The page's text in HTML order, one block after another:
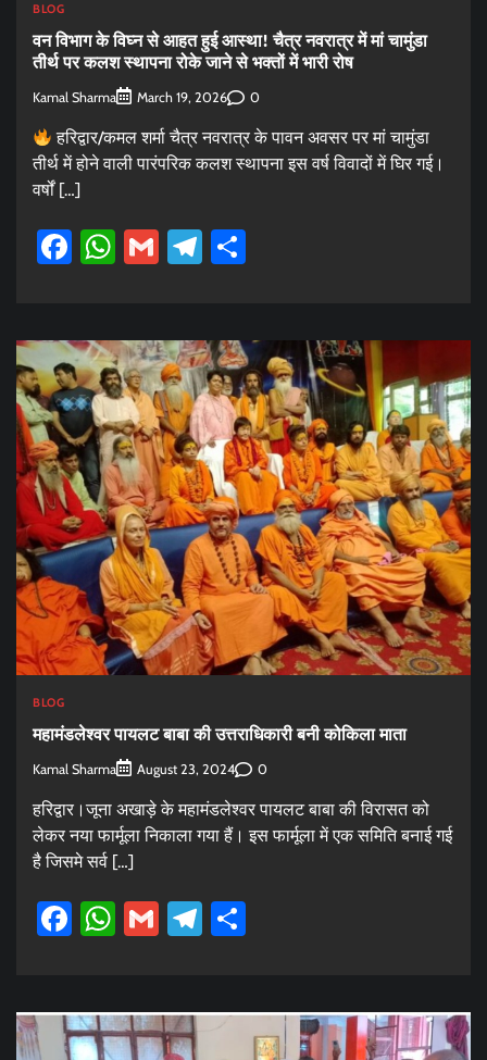
BLOG
वन विभाग के विघ्न से आहत हुई आस्था! चैत्र नवरात्र में मां चामुंडा
तीर्थ पर कलश स्थापना रोके जाने से भक्तों में भारी रोष
Kamal Sharma March 19, 2026 0
हरिद्वार/कमल शर्मा चैत्र नवरात्र के पावन अवसर पर मां चामुंडा
तीर्थ में होने वाली पारंपरिक कलश स्थापना इस वर्ष विवादों में घिर गई।
वर्षों […]
Facebook
WhatsApp
GmailTelegram
BLOG
महामंडलेश्वर पायलट बाबा की उत्तराधिकारी बनी कोकिला माता
Kamal Sharma August 23, 2024 0
हरिद्वार।जूना अखाड़े के महामंडलेश्वर पायलट बाबा की विरासत को
लेकर नया फार्मूला निकाला गया हैं। इस फार्मूला में एक समिति बनाई गई
है जिसमे सर्व […]
Facebook
WhatsApp
GmailTelegram